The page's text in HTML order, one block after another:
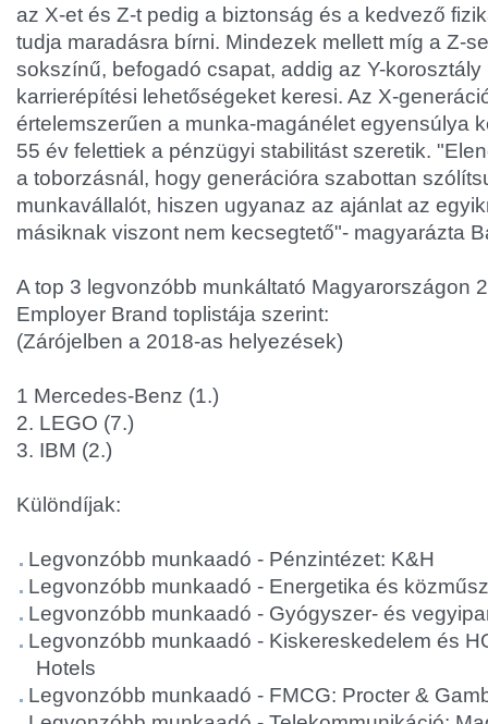
az X-et és Z-t pedig a biztonság és a kedvező
tudja maradásra bírni. Mindezek mellett míg a Z-
sokszínű, befogadó csapat, addig az Y-korosztály
karrierépítési lehetőségeket keresi. Az X-
értelemszerűen a munka-magánélet egyensúlya
55 év felettiek a pénzügyi stabilitást szeretik.
a toborzásnál, hogy generációra szabottan
munkavállalót, hiszen ugyanaz az ajánlat az
másiknak viszont nem kecsegtető"- magyarázta
A top 3 legvonzóbb munkáltató Magyarországon
Employer Brand toplistája szerint:
(Zárójelben a 2018-as helyezések)
1 Mercedes-Benz (1.)
2. LEGO (7.)
3. IBM (2.)
Különdíjak:
Legvonzóbb munkaadó - Pénzintézet: K&H
Legvonzóbb munkaadó - Energetika és
Legvonzóbb munkaadó - Gyógyszer- és
Legvonzóbb munkaadó - Kiskereskedelem és
Hotels
Legvonzóbb munkaadó - FMCG: Procter &